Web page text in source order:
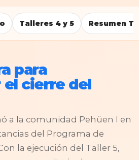
Talleres 4 y 5 Resumen
para
el cierre del
a la comunidad Pehüen I en
del Programa de
la ejecución del Taller 5,